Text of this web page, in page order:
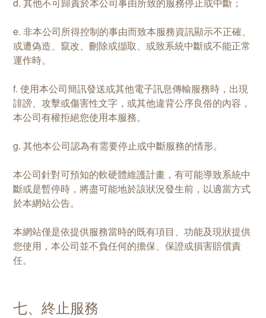
d. 其他不可歸責於本公司事由所致的服務停止或中斷；
e. 非本公司所得控制的事由而致本服務資訊顯示不正確、
或遭偽造、竄改、刪除或擷取、或致系統中斷或不能正常
運作時。
f. 使用本公司簡訊發送或其他電子訊息傳輸服務時，出現
誹謗、攻擊或傷害性文字，或其他違背公序良俗的內容，
本公司有權拒絕您使用本服務。
g. 其他本公司認為有需要停止或中斷服務的情形。
本公司針對可預知的軟硬體維護計畫，有可能導致系統中
斷或是暫停時，將盡可能地於該狀況發生前，以適當方式
於本網站公告。
本網站僅是依提供服務當時的既有項目、功能及現狀提供
您使用，本公司並不負任何的擔保、保證或損害賠償責
任。
七、終止服務